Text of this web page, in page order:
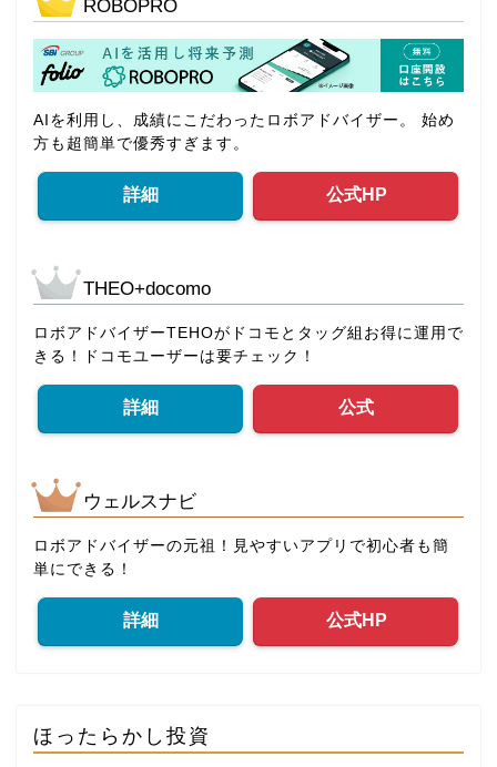
ROBOPRO
AIを利用し、成績にこだわったロボアドバイザー。 始め
方も超簡単で優秀すぎます。
詳細 公式HP
THEO+docomo
ロボアドバイザーTEHOがドコモとタッグ組お得に運用で
きる！ドコモユーザーは要チェック！
詳細 公式
ウェルスナビ
ロボアドバイザーの元祖！見やすいアプリで初心者も簡
単にできる！
詳細 公式HP
ほったらかし投資